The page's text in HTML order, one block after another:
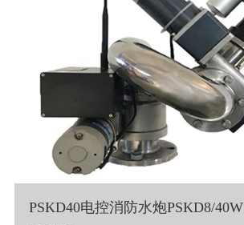
PSKD40电控消防水炮PSKD8/40W